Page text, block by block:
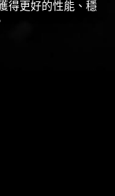
得更好的性能、穩